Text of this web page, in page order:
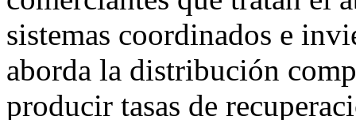
sistemas coordinados e
aborda la distribución
producir tasas de